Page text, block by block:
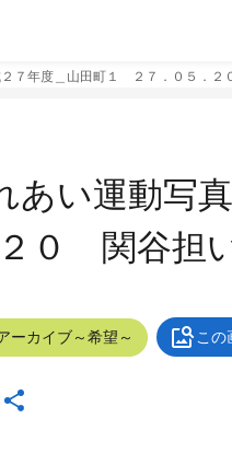
２７年度＿山田町１ ２７．０５．
い運動写真
０ 関谷担
ーカイブ～希望～ この